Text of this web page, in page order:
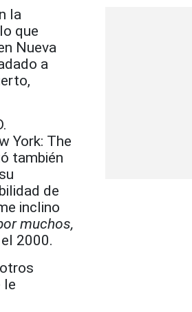
la
que
Nueva
a
York: The
también
de
inclino
muchos,
2000.
le